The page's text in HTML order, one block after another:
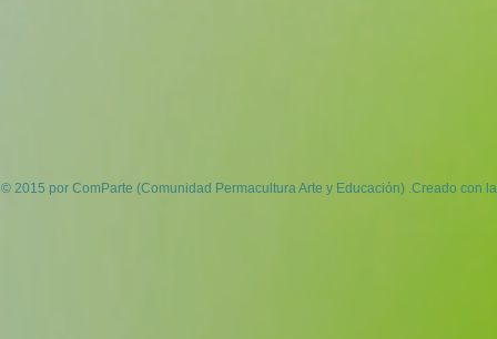
© 2015 por ComParte (Comunidad Permacultura Arte y Educación) .Creado con